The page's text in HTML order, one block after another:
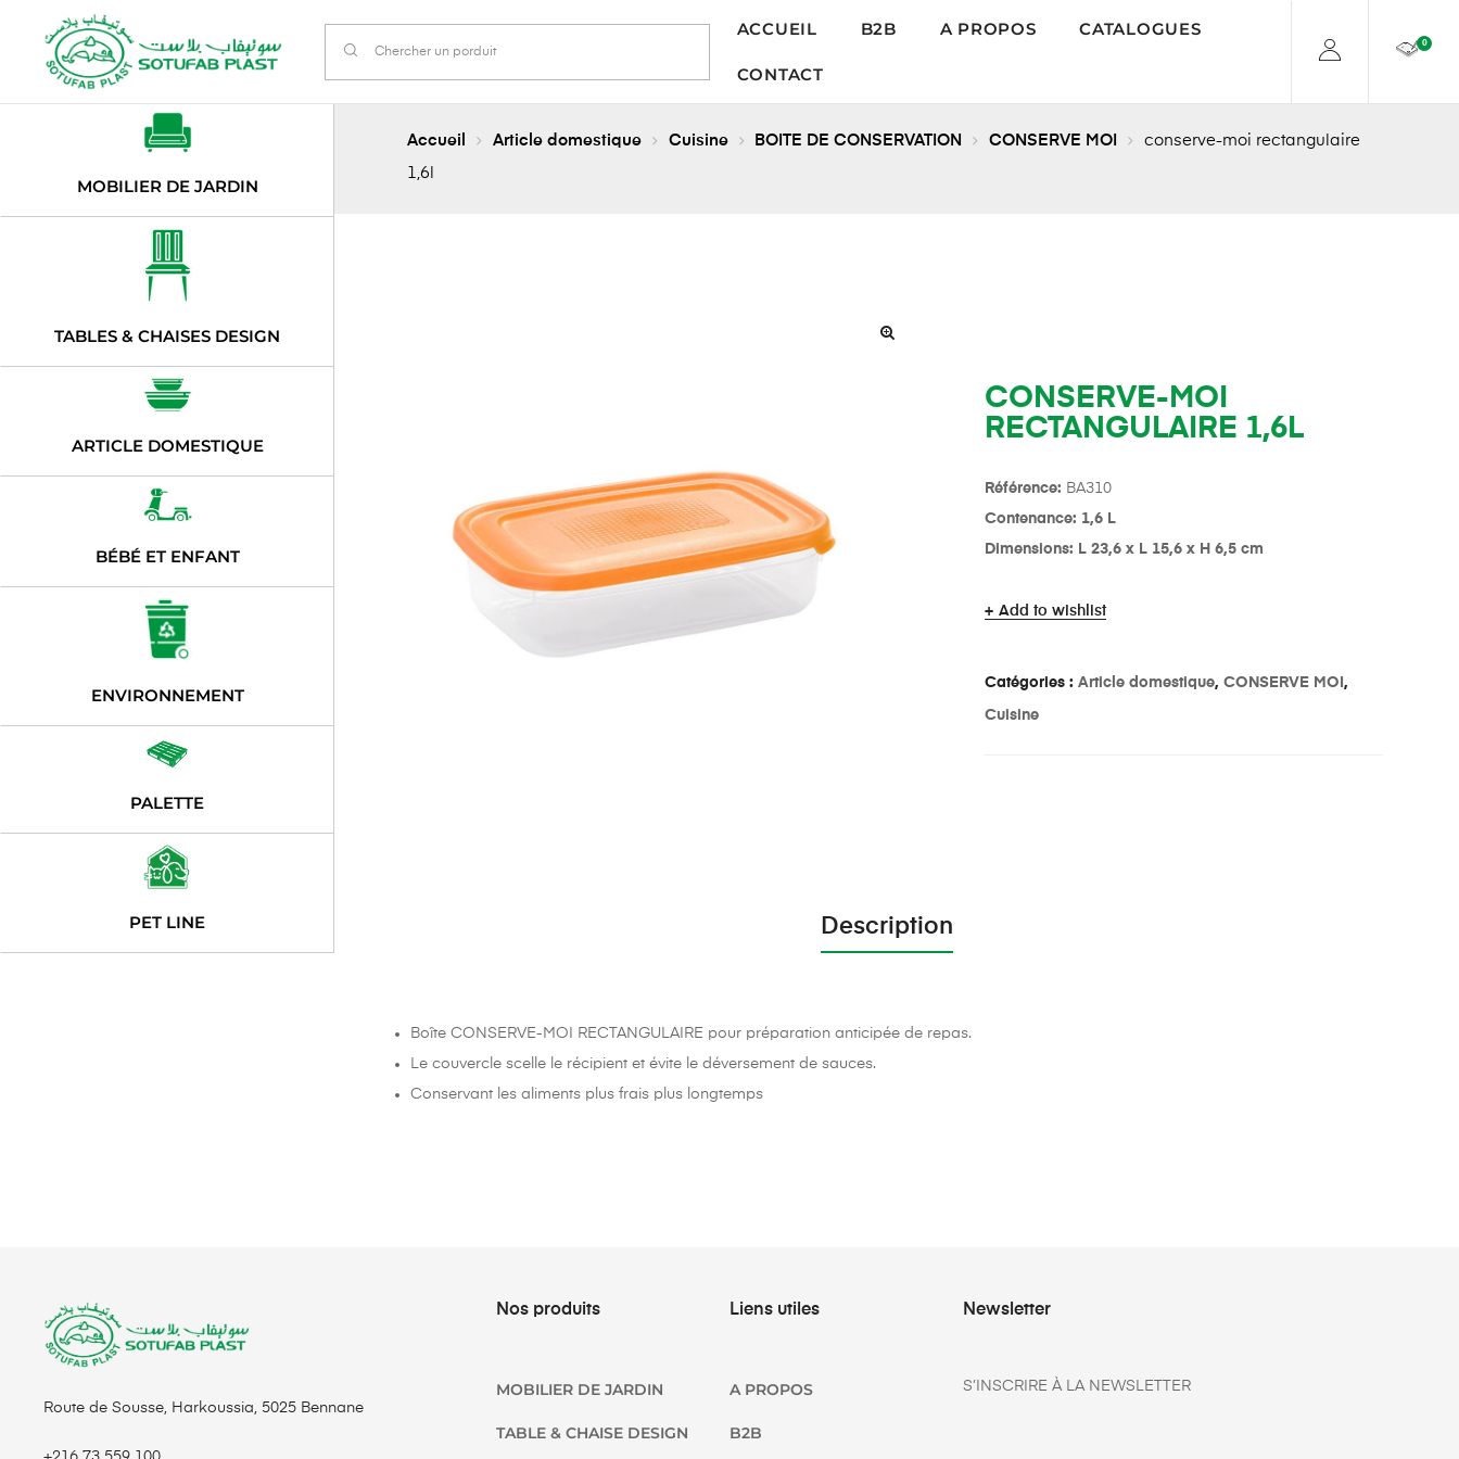
ACCUEIL B2B A PROPOS CATALOGUES
CONTACT
0
Accueil Article domestique Cuisine BOITE DE CONSERVATION CONSERVE MOI
conserve-moi rectangulaire
1,6l
CONSERVE-MOI
RECTANGULAIRE 1,6L
Référence: BA310
Contenance: 1,6 L
Dimensions: L 23,6 x L 15,6 x H 6,5 cm
Add to wishlist
Catégories : Article domestique, CONSERVE MOI ,
Cuisine
Description
Boîte CONSERVE-MOI RECTANGULAIRE pour préparation anticipée de repas.
Le couvercle scelle le récipient et évite le déversement de sauces.
Conservant les aliments plus frais plus longtemps
MOBILIER DE JARDIN
TABLES & CHAISES DESIGN
ARTICLE DOMESTIQUE
BÉBÉ ET ENFANT
ENVIRONNEMENT
PALETTE
PET LINE
Route de Sousse, Harkoussia, 5025 Bennane
Nos produits
MOBILIER DE JARDIN
TABLE & CHAISE DESIGN
Liens utiles
A PROPOS
B2B
Newsletter
S’INSCRIRE À LA NEWSLETTER